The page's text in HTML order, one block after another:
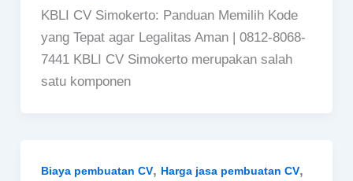
KBLI CV Simokerto: Panduan Memilih Kode
yang Tepat agar Legalitas Aman | 0812-8068-
7441 KBLI CV Simokerto merupakan salah
satu komponen
Biaya pembuatan CV, Harga jasa pembuatan CV,